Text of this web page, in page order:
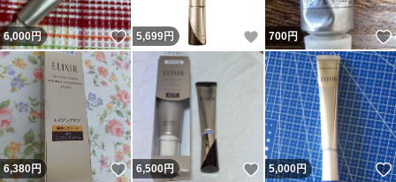
6,000円 いいね！
5,699円 いいね！
700円
6,380円 いいね！
6,500円 いいね！
5,000円